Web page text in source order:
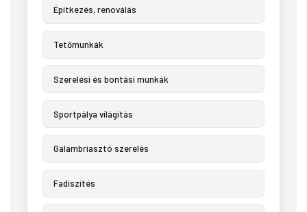
Építkezés, renoválás
Tetőmunkák
Szerelési és bontási munkák
Sportpálya világítás
Galambriasztó szerelés
Fadíszítés